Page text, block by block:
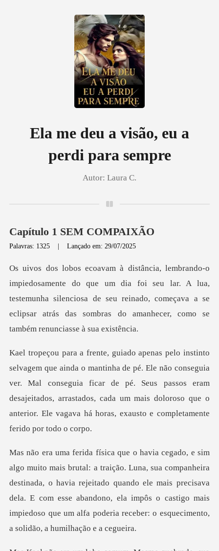
Histórico
Ela me deu a visão, eu a
perdi para sempre
Autor: Laura C.
Capítulo 1 SEM COMPAIXÃO
Palavras: 1325 |Lançado em: 29/07/2025
a foi seu lar. A lua,
testemunha silenciosa de seu reinado, começava a se
eclip
não conseguia
ver. Mal conseguia ficar de pé. Seus passos eram
desajeitados, arrastados, cada um m
panheira
destinada, o havia rejeitado quando ele mais precisava
dela. E com esse abandono, ela impôs o c